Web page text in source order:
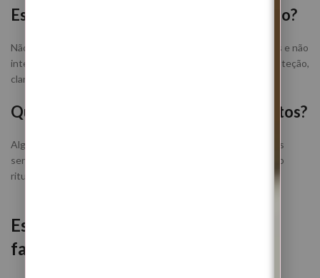
Este ritual interfere com o livre-arbítrio?
Não. Este trabalho não manipula pessoas, não força vontades e não
interfere com decisões de terceiros. Atua na tua energia, proteção,
clareza e abertura espiritual.
Quanto tempo demora a sentir os efeitos?
Algumas pessoas sentem efeitos entre 24 a 72 horas. Outras
sentem de forma mais gradual, ao longo dos dias seguintes ao
ritual.
Estás pronta para iniciar uma nova
fase com mais proteção?